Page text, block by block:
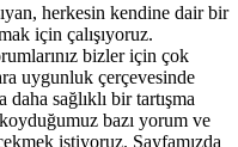
herkesin kendine dair bir
için çalışıyoruz.
bizler için çok
uygunluk çerçevesinde
sağlıklı bir tartışma
bazı yorum ve
istiyoruz. Sayfamızda